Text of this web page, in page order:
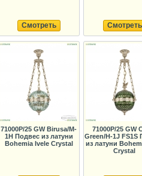
Смотреть Смотреть
71000P/25 GW Birusa/M-
1H Подвес из латуни
Bohemia Ivele Crystal
71000P/25 GW
Green/H-1J FS1S
из латуни
Crystal